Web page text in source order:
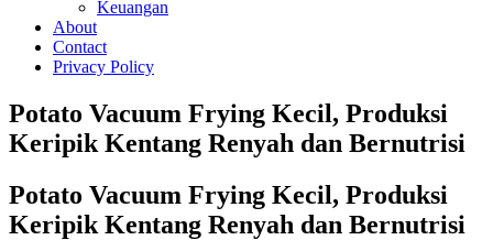
Keuangan
About
Contact
Privacy Policy
Potato Vacuum Frying Kecil, Produksi
Keripik Kentang Renyah dan Bernutrisi
Potato Vacuum Frying Kecil, Produksi
Keripik Kentang Renyah dan Bernutrisi